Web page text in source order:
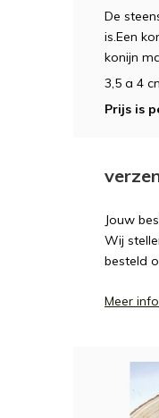
De
is.Een
konijn
3,5 a 4
Prijs is
Jouw
Wij
besteld
Meer